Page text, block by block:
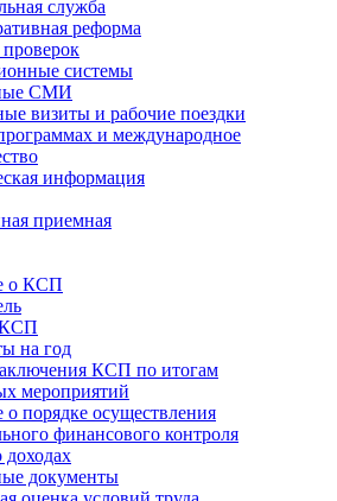
служба
реформа
проверок
системы
СМИ
визиты и рабочие поездки
и международное
информация
приемная
о КСП
КСП
на год
КСП по итогам
мероприятий
порядке осуществления
финансового контроля
доходах
документы